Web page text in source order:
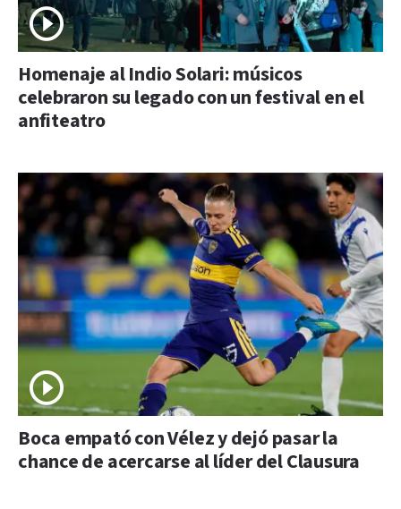
Homenaje al Indio Solari: músicos
celebraron su legado con un festival en el
anfiteatro
Boca empató con Vélez y dejó pasar la
chance de acercarse al líder del Clausura